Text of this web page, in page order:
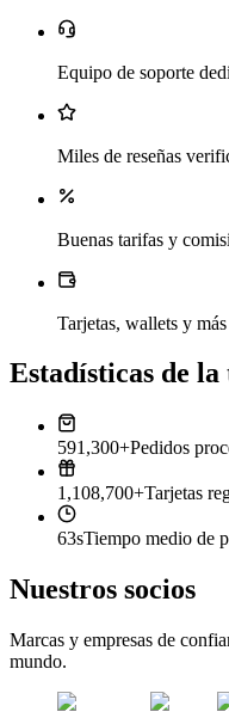
Equipo de soporte
Miles de reseñas
Buenas tarifas y
Tarjetas, wallets y
Estadísticas de la
591,300+Pedidos
1,108,700+Tarjetas
63sTiempo medio de
Nuestros socios
Marcas y empresas de
mundo.